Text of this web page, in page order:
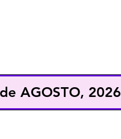
AGOSTO, 2026